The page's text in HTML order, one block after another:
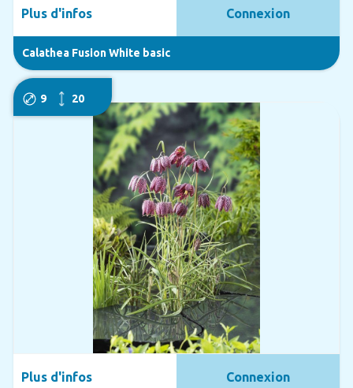
Calathea Fusion White basic
Plus d'infos Connexion
9 20
Plus d'infos Connexion